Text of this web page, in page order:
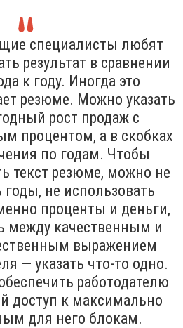
специалисты любят
результат в сравнении
к году. Иногда это
резюме. Можно указать
рост продаж с
процентом, а в скобках
по годам. Чтобы
текст резюме, можно не
годы, не использовать
проценты и деньги,
между качественным и
выражением
— указать что-то одно.
работодателю
доступ к максимально
для него блокам.